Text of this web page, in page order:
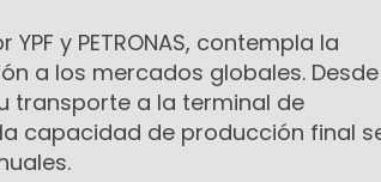
y PETRONAS, contempla la
a los mercados globales.
transporte a la terminal de
capacidad de producción final